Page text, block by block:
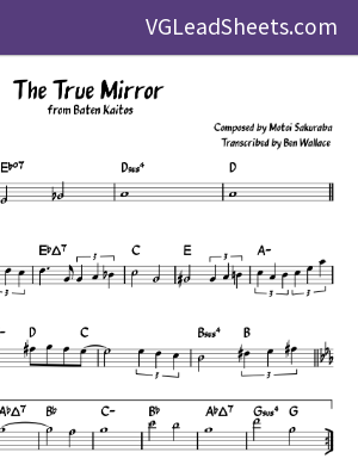
VGLeadSheets.com